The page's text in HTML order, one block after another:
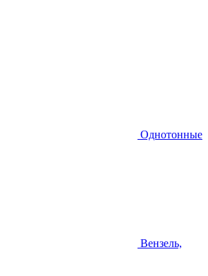
Однотонные
Вензель,